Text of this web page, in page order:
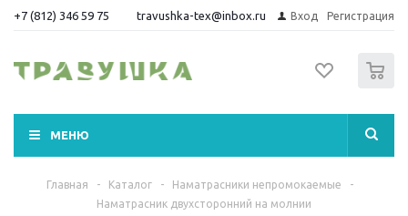
+7 (812) 346 59 75 travushka-tex@inbox.ru Вход Регистрация
МЕНЮ
Главная - Каталог - Наматрасники непромокаемые
-
Наматрасник двухсторонний на молнии